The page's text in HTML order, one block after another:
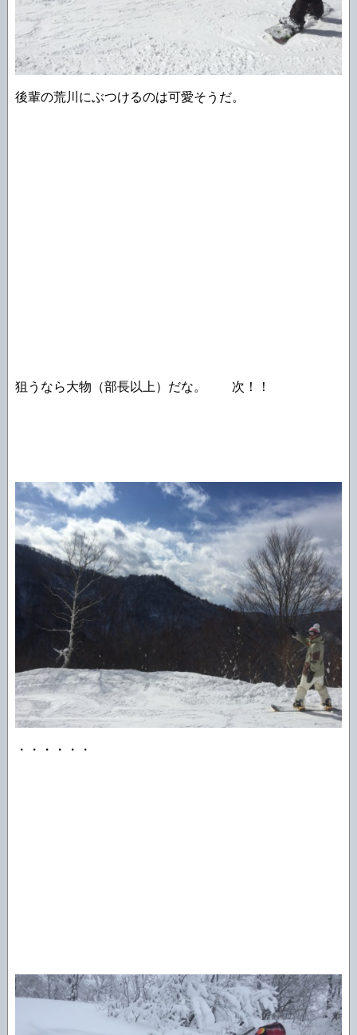
後輩の荒川にぶつけるのは可愛そうだ。
狙うなら大物（部長以上）だな。 次！！
・・・・・・